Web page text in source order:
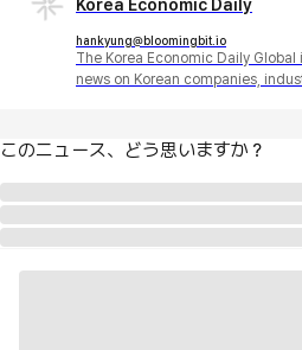
Korea Economic Daily
hankyung@bloomingbit.io
The Korea Economic Daily
news on Korean companies,
このニュース、どう思いますか？